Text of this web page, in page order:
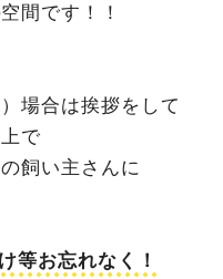
間です！！
場合は挨拶をして
で
飼い主さんに
等お忘れなく！